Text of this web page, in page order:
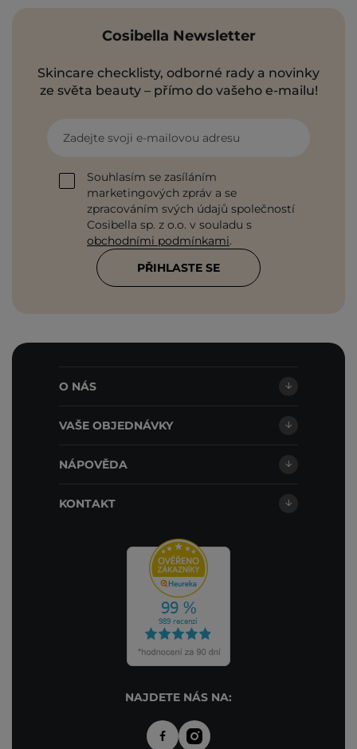
Cosibella Newsletter
Skincare checklisty, odborné rady a novinky
ze světa beauty – přímo do vašeho e-mailu!
Zadejte svoji e-mailovou adresu
Souhlasím se zasíláním
marketingových zpráv a se
zpracováním svých údajů společností
Cosibella sp. z o.o. v souladu s
obchodními podmínkami.
PŘIHLASTE SE
O NÁS
VAŠE OBJEDNÁVKY
NÁPOVĚDA
KONTAKT
NAJDETE NÁS NA: